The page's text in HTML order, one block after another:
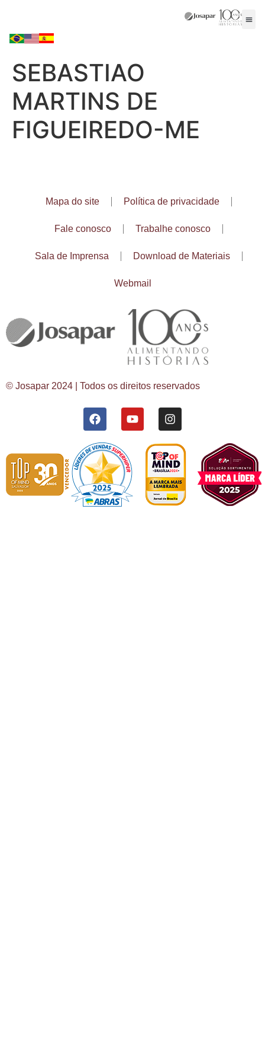
SEBASTIAO
MARTINS DE
FIGUEIREDO-ME
Mapa do site Política de privacidade
Fale conosco Trabalhe conosco
Sala de Imprensa Download de Materiais
Webmail
© Josapar 2024 | Todos os direitos reservados